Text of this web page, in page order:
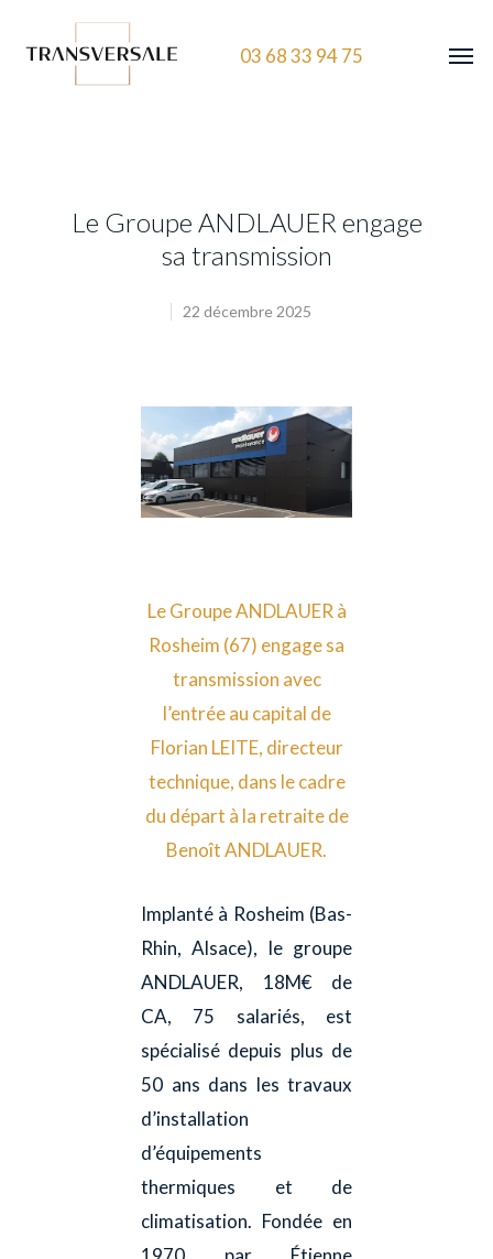
03 68 33 94 75
Le Groupe ANDLAUER engage
sa transmission
22 décembre 2025
Le GroupeANDLAUER à
Rosheim (67) engage sa
transmission avec
l’entrée au capital de
Florian LEITE, directeur
technique, dans le cadre
du départ à la retraite de
Benoît ANDLAUER.
Implanté à Rosheim (Bas-
Rhin, Alsace), le groupe
ANDLAUER, 18M€ de
CA, 75 salariés, est
spécialisé depuis plus de
50 ans dans les travaux
d’installation
d’équipements
thermiques et de
climatisation. Fondée en